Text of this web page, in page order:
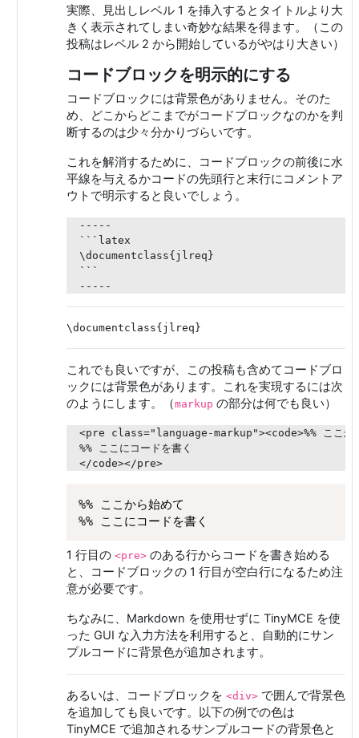
実際、見出しレベル 1 を挿入するとタイトルより大
きく表示されてしまい奇妙な結果を得ます。（この
投稿はレベル 2 から開始しているがやはり大きい）
コードブロックを明示的にする
コードブロックには背景色がありません。そのた
め、どこからどこまでがコードブロックなのかを判
断するのは少々分かりづらいです。
これを解消するために、コードブロックの前後に水
平線を与えるかコードの先頭行と末行にコメントア
ウトで明示すると良いでしょう。
-----
```latex
\documentclass{jlreq}
```
これでも良いですが、この投稿も含めてコードブロ
ックには背景色があります。これを実現するには次
のようにします。（markup の部分は何でも良い）
<pre class="language-markup"><code>%% ここか
%% ここにコードを書く
</code></pre>
%% ここから始めて
1 行目の <pre>のある行からコードを書き始める
と、コードブロックの 1 行目が空白行になるため注
意が必要です。
ちなみに、Markdown を使用せずに TinyMCE を使
った GUI な入力方法を利用すると、自動的にサン
プルコードに背景色が追加されます。
あるいは、コードブロックを <div>で囲んで背景色
を追加しても良いです。以下の例での色は
TinyMCE で追加されるサンプルコードの背景色と